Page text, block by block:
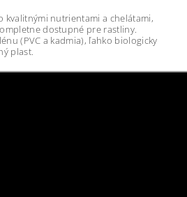
kvalitnými nutrientami a chelátami,
dostupné pre rastliny.
(PVC a kadmia), ľahko biologicky
plast.